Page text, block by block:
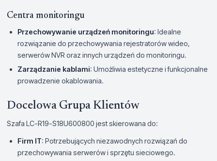
Centra monitoringu
Przechowywanie urządzeń monitoringu: Idealne
rozwiązanie do przechowywania rejestratorów wideo,
serwerów NVR oraz innych urządzeń do monitoringu.
Zarządzanie kablami: Umożliwia estetyczne i funkcjonalne
prowadzenie okablowania.
Docelowa Grupa Klientów
Szafa LC-R19-S18U600800 jest skierowana do:
Firm IT: Potrzebujących niezawodnych rozwiązań do
przechowywania serwerów i sprzętu sieciowego.